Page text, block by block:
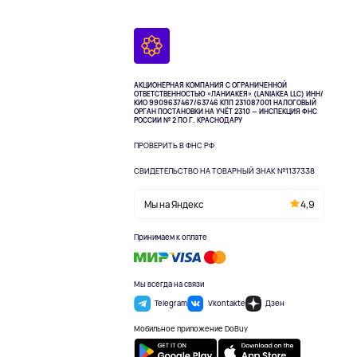
АКЦИОНЕРНАЯ КОМПАНИЯ С ОГРАНИЧЕННОЙ
ОТВЕТСТВЕННОСТЬЮ «ЛАНИАКЕЯ» (LANIAKEA LLC) ИНН/
КИО 9909637467/63746 КПП 231087001НАЛОГОВЫЙ
ОРГАН ПОСТАНОВКИ НА УЧЁТ 2310 — ИНСПЕКЦИЯ ФНС
РОССИИ № 2 ПО Г. КРАСНОДАРУ
ПРОВЕРИТЬ В ФНС РФ
СВИДЕТЕЛЬСТВО НА ТОВАРНЫЙ ЗНАК №1137338
Мы на Яндекс 4,9
Принимаем к оплате
Мы всегда на связи
Telegram
Vkontakte Дзен
Мобильное приложение DoBuy